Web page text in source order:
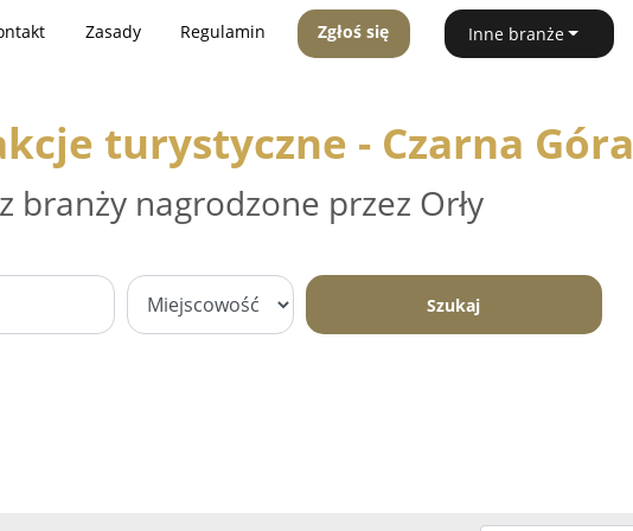
Zasady Regulamin Zgłoś się Inne branże
turystyczne - Czarna Góra
branży nagrodzone przez Orły
Szukaj